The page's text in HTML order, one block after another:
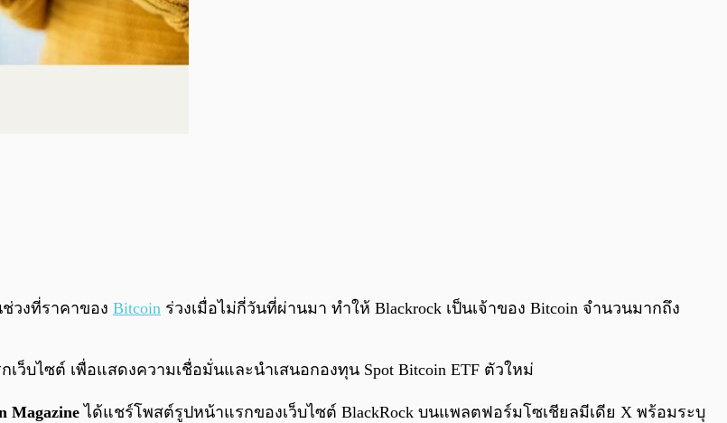
วงที่ราคาของ Bitcoin ร่วงเมื่อไม่กี่วันที่ผ่านมา ทำให้ Blackrock เป็นเจ้าของ Bitcoin จำนวนมากถึง
บไซต์ เพื่อแสดงความเชื่อมั่นและนำเสนอกองทุน Spot Bitcoin ETF ตัวใหม่
Magazine ได้แชร์โพสต์รูปหน้าแรกของเว็บไซต์ BlackRock บนแพลตฟอร์มโซเชียลมีเดีย X พร้อมระบุ